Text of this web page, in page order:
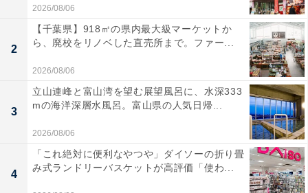
最短9分のお急ぎコースやふろ給水、風乾燥など、家事
を効率化する機能が充実。美しくお手入れが簡単なガラ
ストップデザインで、サニタリー空間がスタイリッシュ
に整いますね。
ハイセンスの洗濯機「HW-DG80C」の口コミは？
ハイセンスの洗濯機「HW-DG80C」には以下のような口
コミが寄せられています。
夜間に使用しても音が本当に静かでマンションでも
2026/08/06
2
【千葉県】918㎡の県内最大級マーケットか
ら、廃校をリノベした直売所まで。ファー...
2026/08/06
3
立山連峰と富山湾を望む展望風呂に、水深333
mの海洋深層水風呂。富山県の人気日帰...
2026/08/06
4
「これ絶対に便利なやつや」ダイソーの折り畳
み式ランドリーバスケットが高評価「使わ...